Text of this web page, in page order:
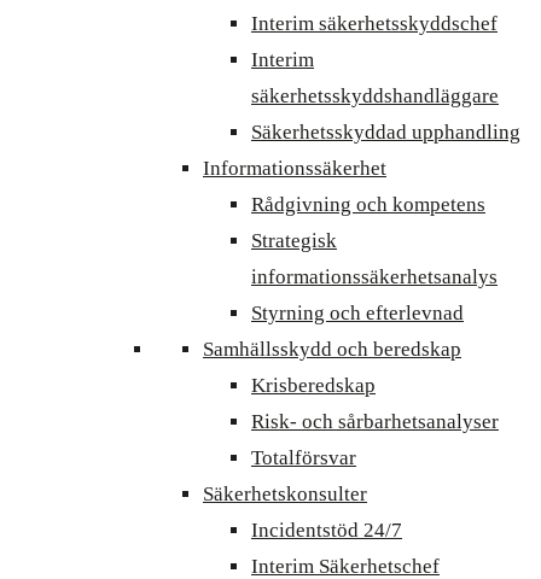
Interim säkerhetsskyddschef
Interim
säkerhetsskyddshandläggare
Säkerhetsskyddad upphandling
Informationssäkerhet
Rådgivning och kompetens
Strategisk
informationssäkerhetsanalys
Styrning och efterlevnad
Samhällsskydd och beredskap
Krisberedskap
Risk- och sårbarhetsanalyser
Totalförsvar
Säkerhetskonsulter
Incidentstöd 24/7
Interim Säkerhetschef